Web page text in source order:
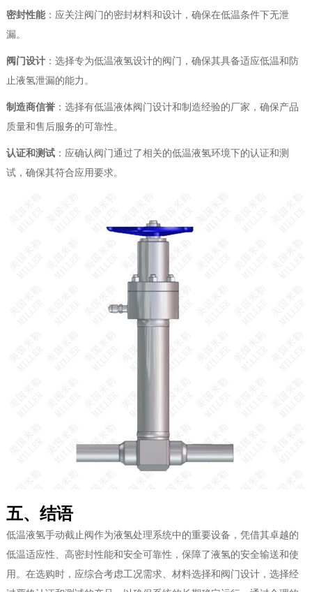
密封性能：应关注阀门的密封材料和设计，确保在低温条件下无泄
漏。
阀门设计：选择专为低温液氢设计的阀门，确保其具备适应低温和防
止液氢泄漏的能力。
制造商信誉：选择有低温液体阀门设计和制造经验的厂家，确保产品
质量和售后服务的可靠性。
认证和测试：应确认阀门通过了相关的低温液氢环境下的认证和测
试，确保其符合应用要求。
五、结语
低温液氢手动截止阀作为液氢处理系统中的重要设备，凭借其卓越的
低温适应性、高密封性能和安全可靠性，保障了液氢的安全输送和使
用。在选购时，应综合考虑工况需求、材料选择和阀门设计，选择经